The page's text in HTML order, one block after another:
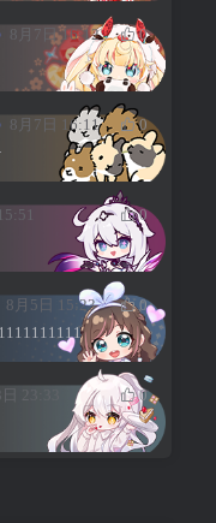
8月7日 16:12
0
8月7日 16:11
0
0
8月5日 15:23
0
23:33
0